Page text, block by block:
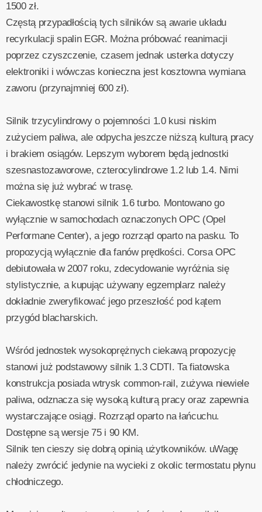
1500 zł.
Częstą przypadłością tych silników są awarie układu
recyrkulacji spalin EGR. Można próbować reanimacji
poprzez czyszczenie, czasem jednak usterka dotyczy
elektroniki i wówczas konieczna jest kosztowna wymiana
zaworu (przynajmniej 600 zł).
Silnik trzycylindrowy o pojemności 1.0 kusi niskim
zużyciem paliwa, ale odpycha jeszcze niższą kulturą pracy
i brakiem osiągów. Lepszym wyborem będą jednostki
szesnastozaworowe, czterocylindrowe 1.2 lub 1.4. Nimi
można się już wybrać w trasę.
Ciekawostkę stanowi silnik 1.6 turbo. Montowano go
wyłącznie w samochodach oznaczonych OPC (Opel
Performane Center), a jego rozrząd oparto na pasku. To
propozycją wyłącznie dla fanów prędkości. Corsa OPC
debiutowała w 2007 roku, zdecydowanie wyróżnia się
stylistycznie, a kupując używany egzemplarz należy
dokładnie zweryfikować jego przeszłość pod kątem
przygód blacharskich.
Wśród jednostek wysokoprężnych ciekawą propozycję
stanowi już podstawowy silnik 1.3 CDTI. Ta fiatowska
konstrukcja posiada wtrysk common-rail, zużywa niewiele
paliwa, odznacza się wysoką kulturą pracy oraz zapewnia
wystarczające osiągi. Rozrząd oparto na łańcuchu.
Dostępne są wersje 75 i 90 KM.
Silnik ten cieszy się dobrą opinią użytkowników. uWagę
należy zwrócić jedynie na wycieki z okolic termostatu płynu
chłodniczego.